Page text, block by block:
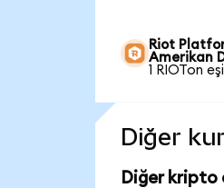
Riot
Amerikan
1 RIOTon
Diğer
Diğer kripto